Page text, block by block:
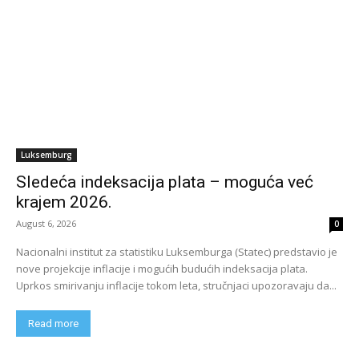
Luksemburg
Sledeća indeksacija plata – moguća već
krajem 2026.
August 6, 2026 0
Nacionalni institut za statistiku Luksemburga (Statec) predstavio je
nove projekcije inflacije i mogućih budućih indeksacija plata.
Uprkos smirivanju inflacije tokom leta, stručnjaci upozoravaju da...
Read more